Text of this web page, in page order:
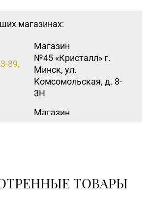
магазинах:
89,
Магазин
№45 «Кристалл» г.
Минск, ул.
Комсомольская, д. 8-
3Н
Магазин
6-58- г. Слоним, ул.
Красноармейская, д.
ТОВАРЫ